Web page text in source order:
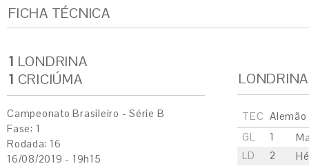
FICHA TÉCNICA
1 LONDRINA
1 CRICIÚMA
Campeonato Brasileiro - Série B
Fase: 1
Rodada: 16
16/08/2019 - 19h15
LONDRINA
TEC Alemão
GL
1
LD
2